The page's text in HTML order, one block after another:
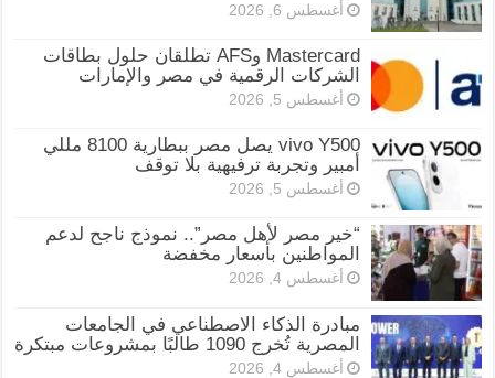
أغسطس 6, 2026
Mastercard وAFS تطلقان حلول بطاقات
الشركات الرقمية في مصر والإمارات
أغسطس 5, 2026
vivo Y500 يصل مصر ببطارية 8100 مللي
أمبير وتجربة ترفيهية بلا توقف
أغسطس 5, 2026
“خير مصر لأهل مصر”.. نموذج ناجح لدعم
المواطنين بأسعار مخفضة
أغسطس 4, 2026
مبادرة الذكاء الاصطناعي في الجامعات
المصرية تُخرج 1090 طالبًا بمشروعات مبتكرة
أغسطس 4, 2026